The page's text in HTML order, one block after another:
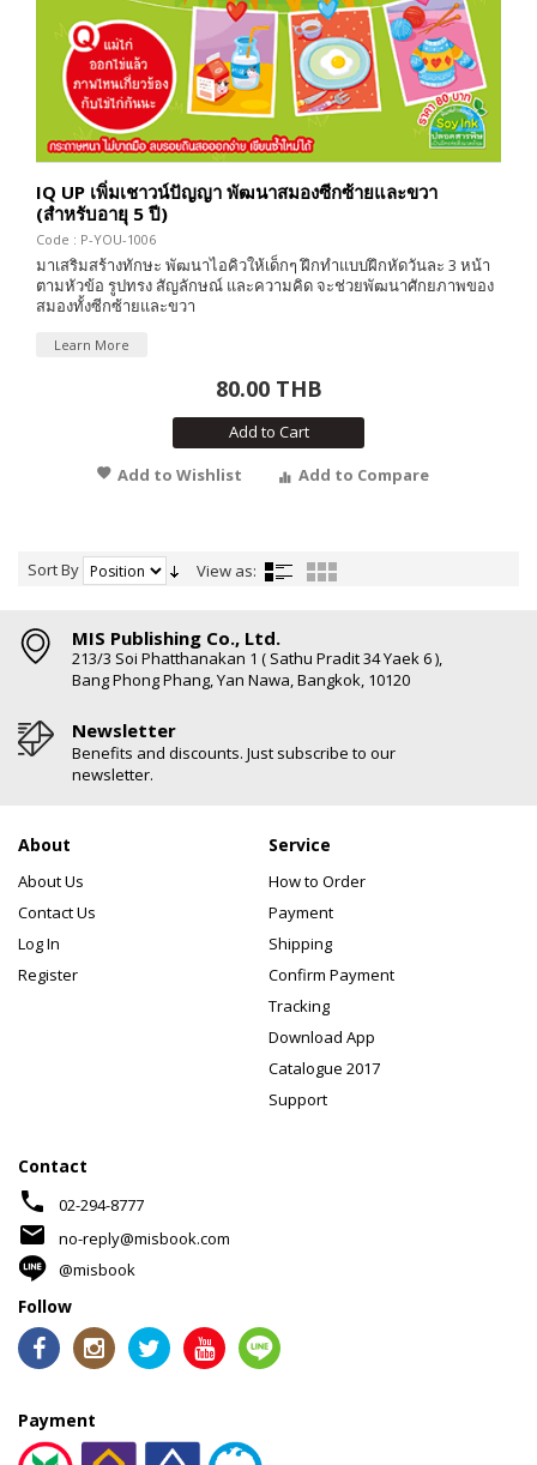
IQ UP เพิ่มเชาวน์ปัญญา พัฒนาสมองซีกซ้ายและขวา
(สำหรับอายุ 5 ปี)
Code : P-YOU-1006
มาเสริมสร้างทักษะ พัฒนาไอคิวให้เด็กๆ ฝึกทำแบบฝึกหัดวันละ 3 หน้า
ตามหัวข้อ รูปทรง สัญลักษณ์ และความคิด จะช่วยพัฒนาศักยภาพของ
สมองทั้งซีกซ้ายและขวา
Learn More
80.00 THB
Add to Cart
Add to Wishlist
Add to Compare
Sort By View as:
MIS Publishing Co., Ltd.
213/3 Soi Phatthanakan 1 ( Sathu Pradit 34 Yaek 6 ),
Bang Phong Phang, Yan Nawa, Bangkok, 10120
Newsletter
Benefits and discounts. Just subscribe to our
newsletter.
About
About Us
Contact Us
Log In
Register
Service
How to Order
Payment
Shipping
Confirm Payment
Tracking
Download App
Catalogue 2017
Support
Contact
phone 02-294-8777
mail
no-reply@misbook.com
@misbook
Follow
Payment